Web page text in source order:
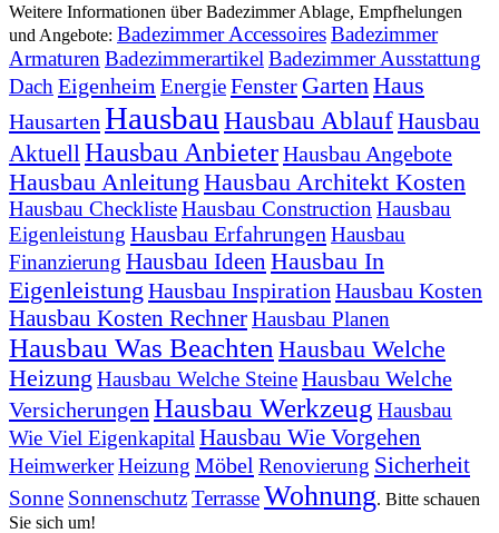
Weitere Informationen über Badezimmer Ablage, Empfhelungen
und Angebote: Badezimmer AccessoiresBadezimmer
Armaturen Badezimmerartikel Badezimmer Ausstattung
Dach Eigenheim EnergieFenster Garten Haus
Hausarten Hausbau Hausbau AblaufHausbau
Aktuell Hausbau AnbieterHausbau Angebote
Hausbau Anleitung Hausbau Architekt Kosten
Hausbau ChecklisteHausbau Construction Hausbau
Eigenleistung Hausbau Erfahrungen Hausbau
Finanzierung Hausbau Ideen Hausbau In
Eigenleistung Hausbau Inspiration Hausbau Kosten
Hausbau Kosten RechnerHausbau Planen
Hausbau Was Beachten Hausbau Welche
Heizung Hausbau Welche SteineHausbau Welche
Versicherungen Hausbau Werkzeug Hausbau
Wie Viel Eigenkapital Hausbau Wie Vorgehen
HeimwerkerHeizung Möbel Renovierung Sicherheit
Sonne SonnenschutzTerrasseWohnung. Bitte schauen
Sie sich um!